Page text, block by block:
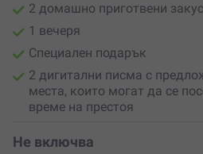
2 домашно приготвени
1 вечеря
Специален подарък
2 дигитални писма с
места, които могат да се
време на престоя
Не включва